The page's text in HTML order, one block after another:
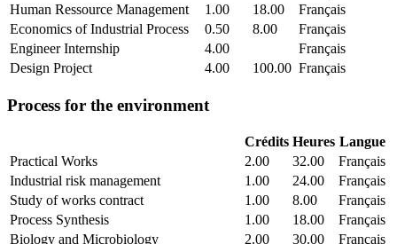
Human Ressource Management
1.00 18.00
Français
Economics of Industrial Process
0.50 8.00
Français
Engineer Internship
4.00
Français
Design Project
4.00 100.00 Français
Process for the environment
Crédits Heures Langue
Practical Works
2.00 32.00
Français
Industrial risk management
1.00 24.00
Français
Study of works contract
1.00 8.00
Français
Process Synthesis
1.00 18.00
Français
Biology and Microbiology
2.00 30.00
Français